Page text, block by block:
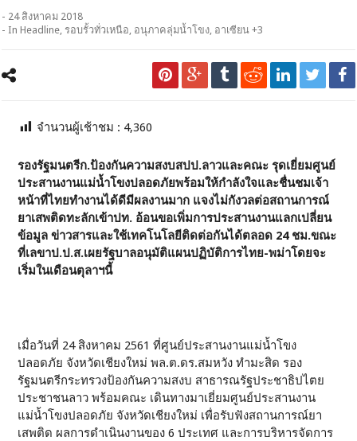
- 24 สิงหาคม 2018
- InHeadline, รอบรั้วทั่วเหนือ, อนุภาคลุ่มน้ำโขง, อาเซียน +3
จำนวนผู้เช้าชม : 4,360
รองรัฐมนตรีก.ป้องกันความสงบสปป.ลาวและคณะ รุดเยี่ยมศูนย์
ประสานงานแม่น้ำโขงปลอดภัยพร้อมให้กำลังใจและชื่นชมเจ้า
หน้าที่ไทยทำงานได้ดีมีผลงานมาก แจงไม่กังวลต่อสถานการณ์
ยาเสพติดทะลักเข้าปท. อ้อนขอเพิ่มการประสานงานแลกเปลี่ยน
ข้อมูล ข่าวสารและใช้เทคโนโลยีติดต่อกันได้ตลอด 24 ชม.ขณะ
ที่เลขาป.ป.ส.เผยรัฐบาลอนุมัติแผนปฏิบัติการไทย-พม่าโดยจะ
เริ่มในเดือนตุลาฯนี้
เมื่อวันที่ 24 สิงหาคม 2561 ที่ศูนย์ประสานงานแม่น้ำโขง
ปลอดภัย จังหวัดเชียงใหม่ พล.ต.ดร.สมหวัง ทำมะสิด รอง
รัฐมนตรีกระทรวงป้องกันความสงบ สาธารณรัฐประชาธิปไตย
ประชาชนลาว พร้อมคณะ เดินทางมาเยี่ยมศูนย์ประสานงาน
แม่น้ำโขงปลอดภัย จังหวัดเชียงใหม่ เพื่อรับฟังสถานการณ์ยา
เสพติด ผลการดำเนินงานของ 6 ประเทศ และการบริหารจัดการ